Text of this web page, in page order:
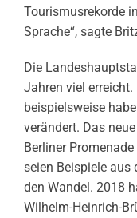
Tourismusrekorde
Sprache“, sagte
Die
Jahren viel
beispielsweise
verändert. Das
Berliner
seien Beispiele aus
den Wandel. 2018
Wilhelm-Heinrich-